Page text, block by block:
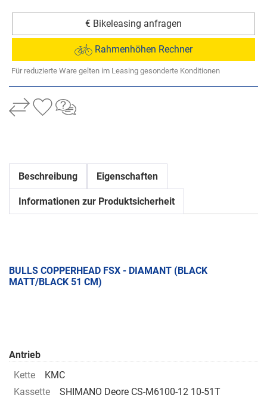
€ Bikeleasing anfragen
Rahmenhöhen Rechner
Für reduzierte Ware gelten im Leasing gesonderte Konditionen
Beschreibung Eigenschaften
Informationen zur Produktsicherheit
BULLS COPPERHEAD FSX - DIAMANT (BLACK
MATT/BLACK 51 CM)
Antrieb
Kette
KMC
Kassette
SHIMANO Deore CS-M6100-12 10-51T